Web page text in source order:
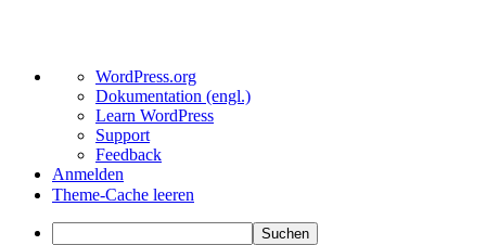
Über
WordPress
WordPress.org
Dokumentation (engl.)
Learn WordPress
Support
Feedback
Anmelden
Theme-Cache leeren
Suchen